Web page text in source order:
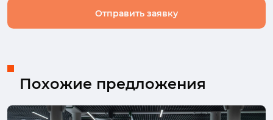
Отправить заявку
Похожие предложения